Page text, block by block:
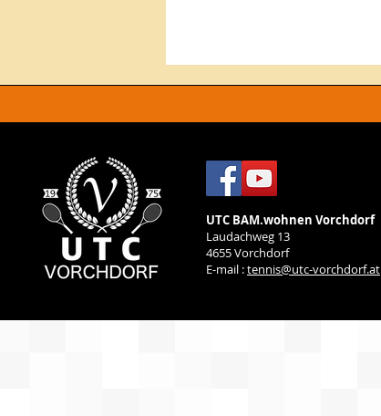
UTC BAM.wohnen Vorchdorf
Laudachweg 13
4655 Vorchdorf
E-mail :tennis@utc-vorchdorf.at